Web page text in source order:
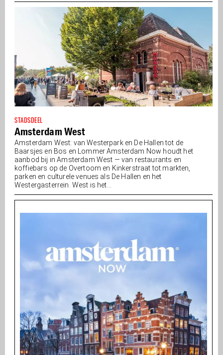
STADSDEEL
Amsterdam West
Amsterdam West: van Westerpark en De Hallen tot de
Baarsjes en Bos en Lommer Amsterdam Now houdt het
aanbod bij in Amsterdam West — van restaurants en
koffiebars op de Overtoom en Kinkerstraat tot markten,
parken en culturele venues als De Hallen en het
Westergasterrein. West is het...